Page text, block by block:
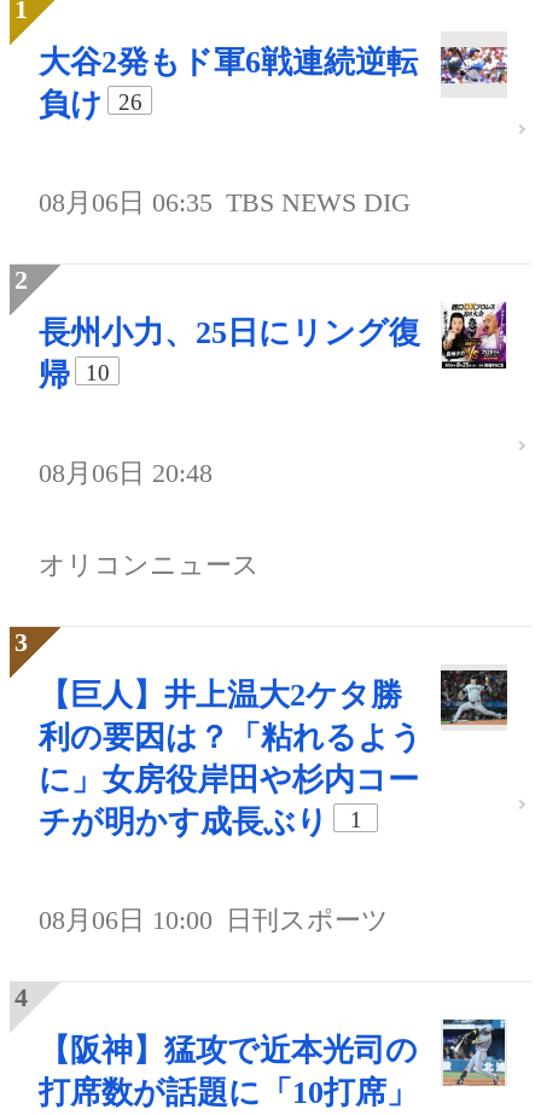
大谷2発もド軍6戦連続逆転
負け
26
08月06日 06:35 TBS NEWS DIG
長州小力、25日にリング復
帰
10
08月06日 20:48
オリコンニュース
【巨人】井上温大2ケタ勝
利の要因は？「粘れるよう
に」女房役岸田や杉内コー
チが明かす成長ぶり
1
08月06日 10:00 日刊スポーツ
【阪神】猛攻で近本光司の
打席数が話題に「10打席」